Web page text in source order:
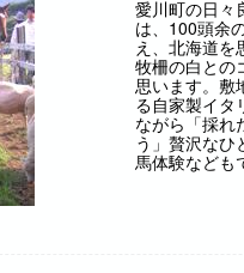
愛川町の日々
は、100頭余
え、北海道を
牧柵の白との
思います。敷
る自家製イタ
ながら「採れ
う」贅沢なひ
馬体験なども